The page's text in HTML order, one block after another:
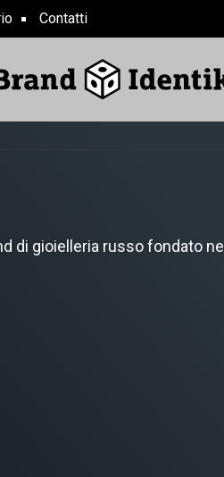
Contatti
di gioielleria russo fondato